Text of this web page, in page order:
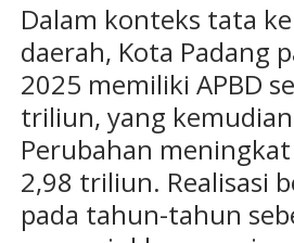
Dalam konteks tata
daerah, Kota Padang
2025 memiliki APBD
triliun, yang kemudian
Perubahan
2,98 triliun. Realisasi
pada tahun-tahun